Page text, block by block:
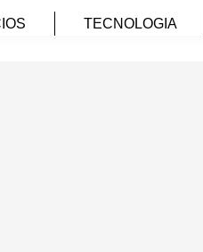
TECNOLOGIA